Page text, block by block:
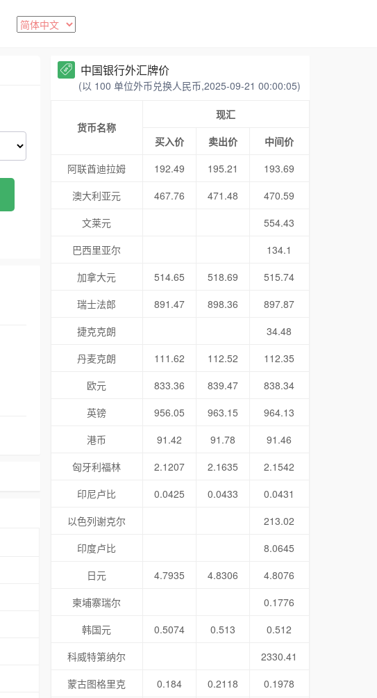
中国银行外汇牌价
(以 100 单位外币兑换人民币,2025-09-21 00:00:05)
货币名称
现汇
买入价
卖出价
中间价
阿联酋迪拉姆
192.49 195.21
193.69
澳大利亚元
467.76 471.48
470.59
文莱元
554.43
巴西里亚尔
134.1
加拿大元
514.65 518.69
515.74
瑞士法郎
891.47 898.36
897.87
捷克克朗
34.48
丹麦克朗
111.62 112.52
112.35
欧元
833.36 839.47
838.34
英镑
956.05 963.15
964.13
港币
91.42 91.78
91.46
匈牙利福林
2.1207 2.1635
2.1542
印尼卢比
0.0425 0.0433
0.0431
以色列谢克尔
213.02
印度卢比
8.0645
日元
4.7935 4.8306
4.8076
柬埔寨瑞尔
0.1776
韩国元
0.5074 0.513
0.512
科威特第纳尔
2330.41
蒙古图格里克
0.184 0.2118
0.1978